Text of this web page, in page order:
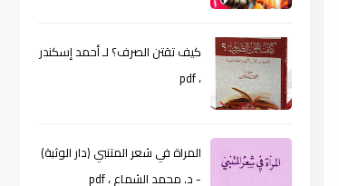
كيف تقتن الصرف؟ لـ أحمد إسكندر
، pdf
المراة في شعر المتنبي (دار الوثبة)
- د. محمد الشماع ، pdf